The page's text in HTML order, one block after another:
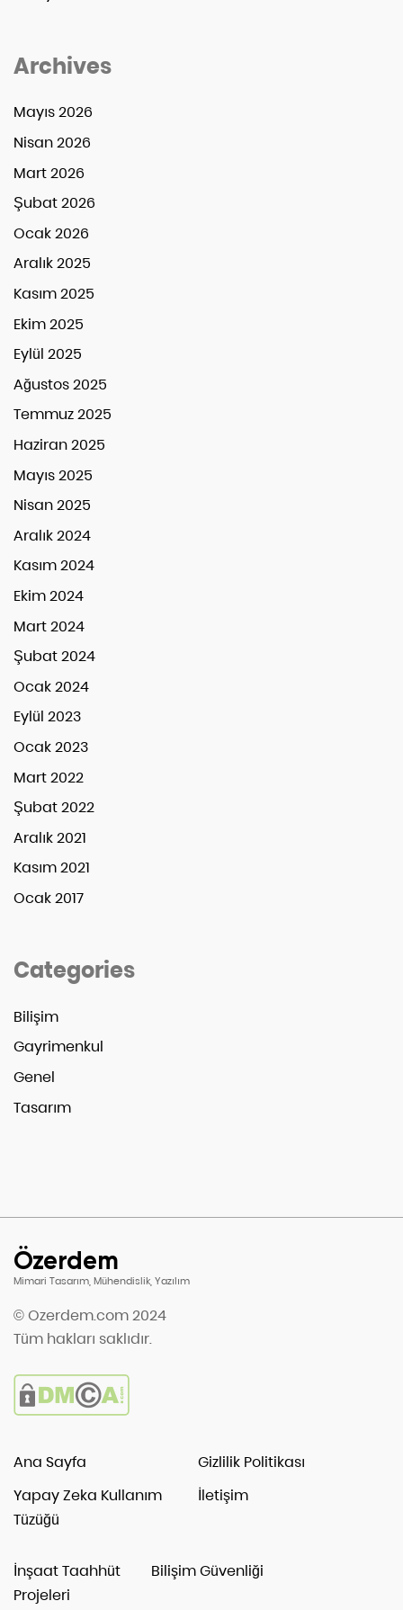
Archives
Mayıs 2026
Nisan 2026
Mart 2026
Şubat 2026
Ocak 2026
Aralık 2025
Kasım 2025
Ekim 2025
Eylül 2025
Ağustos 2025
Temmuz 2025
Haziran 2025
Mayıs 2025
Nisan 2025
Aralık 2024
Kasım 2024
Ekim 2024
Mart 2024
Şubat 2024
Ocak 2024
Eylül 2023
Ocak 2023
Mart 2022
Şubat 2022
Aralık 2021
Kasım 2021
Ocak 2017
Categories
Bilişim
Gayrimenkul
Genel
Tasarım
Özerdem
Mimari Tasarım, Mühendislik, Yazılım
© Ozerdem.com 2024
Tüm hakları saklıdır.
Ana Sayfa
Gizlilik Politikası
Yapay Zeka Kullanım
Tüzüğü
İletişim
İnşaat Taahhüt
Projeleri
Bilişim Güvenliği